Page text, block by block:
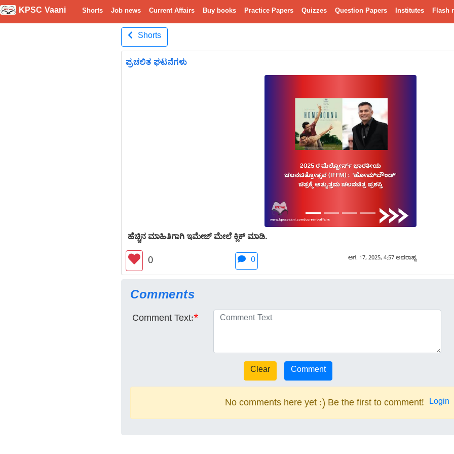
KPSC Vaani Shorts Job news Current Affairs Buy books Practice Papers Quizzes Question Papers Institutes Flash
Shorts
ಪ್ರಚಲಿತ ಘಟನೆಗಳು
ಹೆಚ್ಚಿನ ಮಾಹಿತಿಗಾಗಿ ಇಮೇಜ್ ಮೇಲೆ ಕ್ಲಿಕ್ ಮಾಡಿ.
0 0 ಆಗ. 17, 2025, 4:57 ಅಪರಾಹ್ನ
Comments
Comment Text:*
No comments here yet :) Be the first to comment! Login